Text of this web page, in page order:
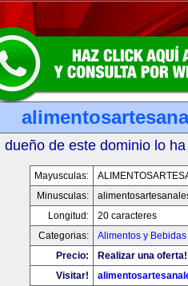
dueño de este dominio lo
Mayusculas:
Minusculas:
Longitud:
20 caracteres
Categorias:
Alimentos y Bebidas
Precio:
Realizar una oferta!
Visitar!